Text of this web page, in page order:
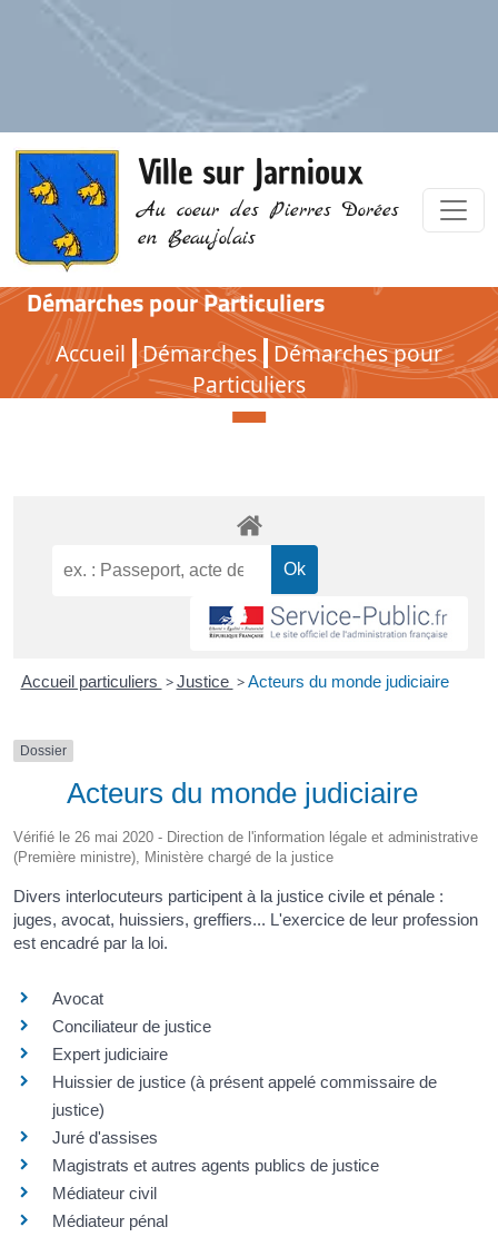
Ville sur Jarnioux
Au coeur des Pierres Dorées
en Beaujolais
Démarches pour Particuliers
Accueil Démarches Démarches pour
Particuliers
Démarches pour Particuliers
Accueil particuliers > Justice > Acteurs du monde judiciaire
Dossier
Acteurs du monde judiciaire
Vérifié le 26 mai 2020 - Direction de l'information légale et administrative
(Première ministre), Ministère chargé de la justice
Divers interlocuteurs participent à la justice civile et pénale :
juges, avocat, huissiers, greffiers... L'exercice de leur profession
est encadré par la loi.
Avocat
Conciliateur de justice
Expert judiciaire
Huissier de justice (à présent appelé commissaire de
justice)
Juré d'assises
Magistrats et autres agents publics de justice
Médiateur civil
Médiateur pénal